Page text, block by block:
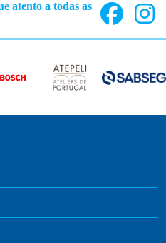
atento a todas as